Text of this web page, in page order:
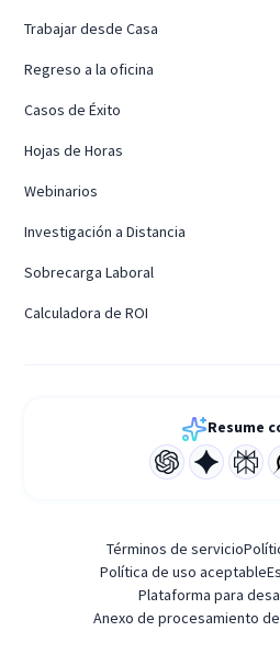
Trabajar desde Casa
Regreso a la oficina
Casos de Éxito
Hojas de Horas
Webinarios
Investigación a Distancia
Sobrecarga Laboral
Calculadora de ROI
Resume
Términos de servicio
Política de uso aceptable
Plataforma para
Anexo de procesamiento